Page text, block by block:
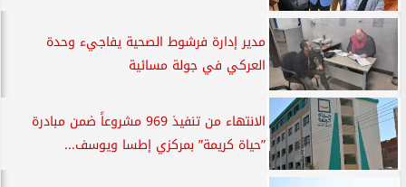
مدير إدارة فرشوط الصحية يفاجيء وحدة
العركي في جولة مسائية
الانتهاء من تنفيذ 969 مشروعاً ضمن مبادرة
”حياة كريمة” بمركزي إطسا ويوسف...